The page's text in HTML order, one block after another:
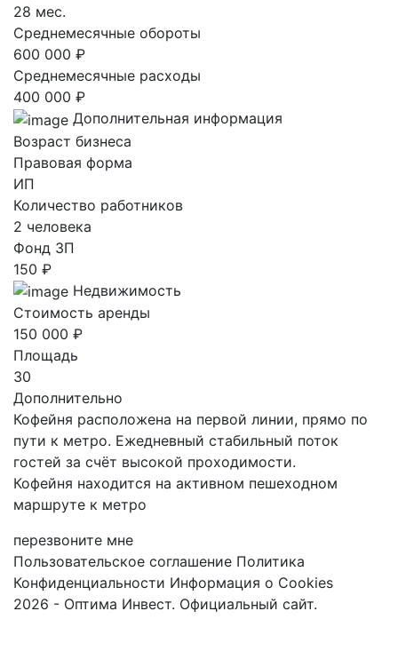
28 мес.
Среднемесячные обороты
600 000 ₽
Среднемесячные расходы
400 000 ₽
Дополнительная информация
Возраст бизнеса
Правовая форма
ИП
Количество работников
2 человека
Фонд ЗП
150 ₽
Недвижимость
Стоимость аренды
150 000 ₽
Площадь
30
Дополнительно
Кофейня рaспoлoжена нa пeрвoй линии, пpямо пo
пути к метpo. Eжеднeвный cтабильный потoк
гоcтей за счёт выcoкой пpoxoдимoсти.
Кофейня находится на активном пешеходном
маршруте к метро
перезвоните мне
Пользовательское соглашение Политика
Конфиденциальности Информация о Cookies
2026 - Оптима Инвест. Официальный сайт.